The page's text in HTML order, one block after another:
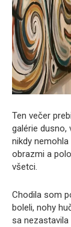
Ten večer
galérie dusno,
nikdy
obrazmi a
všetci.
Chodila som
boleli, nohy
sa